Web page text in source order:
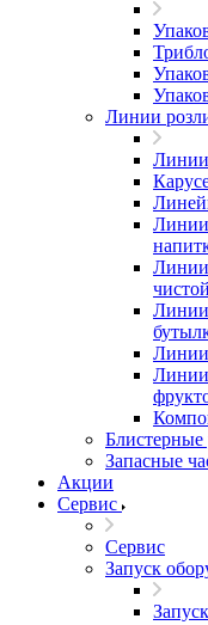
Линии
Линии
Линии
Линии
Линии
Линии
Линии
Запасные
Акции
Сервис
Сервис
Запуск